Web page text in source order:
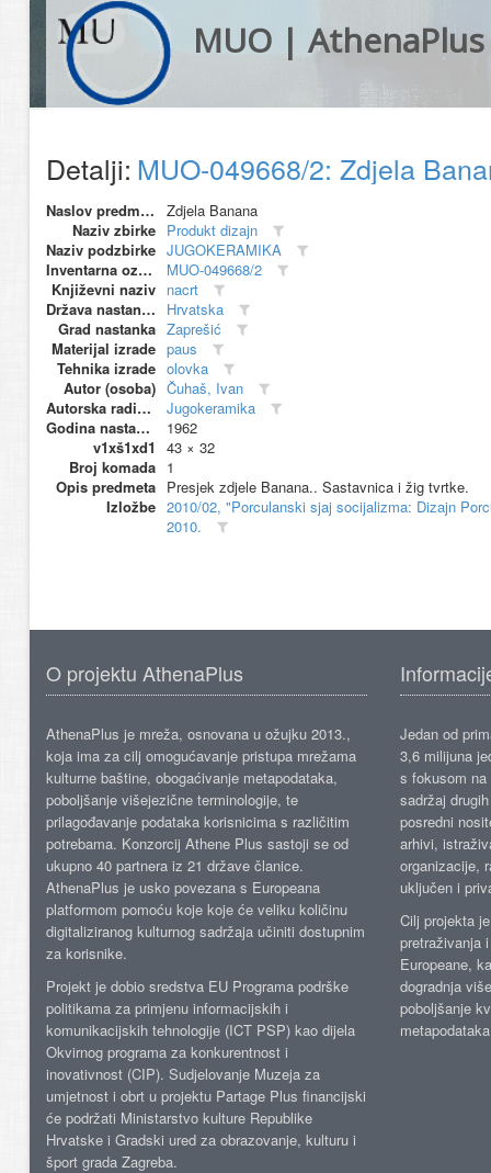
MUO | AthenaPlus
Detalji: MUO-049668/2: Zdjela
Naslov predmeta
Zdjela Banana
Naziv zbirke Produkt dizajn
Naziv podzbirke JUGOKERAMIKA
Inventarna oznaka
MUO-049668/2
Književni naziv nacrt
Država nastanka
Hrvatska
Grad nastanka Zaprešić
Materijal izrade paus
Tehnika izrade olovka
Autor (osoba) Čuhaš, Ivan
Autorska radionica (proizvođač)
Jugokeramika
Godina nastanka
1962
v1xš1xd1
43 × 32
Broj komada 1
Opis predmeta Presjek zdjele Banana.. Sastavnica i žig tvrtke.
Izložbe 2010/02, "Porculanski sjaj socijalizma: Dizajn
2010.
O projektu AthenaPlus
AthenaPlus je mreža, osnovana u ožujku 2013.,
koja ima za cilj omogućavanje pristupa mrežama
kulturne baštine, obogaćivanje metapodataka,
poboljšanje višejezične terminologije, te
prilagođavanje podataka korisnicima s različitim
potrebama. Konzorcij Athene Plus sastoji se od
ukupno 40 partnera iz 21 države članice.
AthenaPlus je usko povezana s Europeana
platformom pomoću koje koje će veliku količinu
digitaliziranog kulturnog sadržaja učiniti dostupnim
za korisnike.
Projekt je dobio sredstva EU Programa podrške
politikama za primjenu informacijskih i
komunikacijskih tehnologije (ICT PSP) kao dijela
Okvirnog programa za konkurentnost i
inovativnost (CIP). Sudjelovanje Muzeja za
umjetnost i obrt u projektu Partage Plus financijski
će podržati Ministarstvo kulture Republike
Hrvatske i Gradski ured za obrazovanje, kulturu i
šport grada Zagreba.
Jedan od
3,6 milijuna
s fokusom
sadržaj
posredni
arhivi,
organizacije,
uključen i
Cilj projekta
pretraživanja
Europeane,
dogradnja
poboljšanje